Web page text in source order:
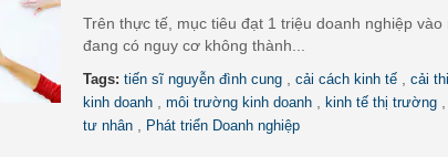
Trên thực tế, mục tiêu đạt 1 triệu doanh nghiệp vào
đang có nguy cơ không thành...
Tags: tiến sĩ nguyễn đình cung cải cách kinh tế
cải
kinh doanh
môi trường kinh doanh kinh tế thị trường
tư nhân
Phát triển Doanh nghiệp